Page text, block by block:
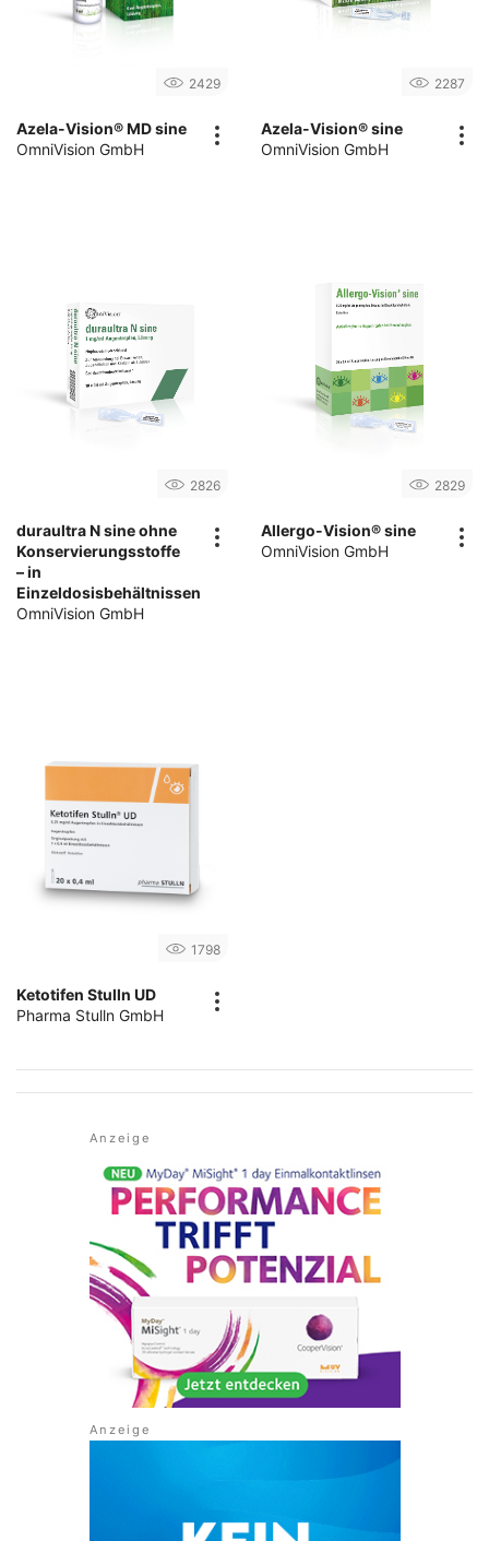
2429
Azela-Vision® MD sine
OmniVision GmbH
2287
Azela-Vision® sine
OmniVision GmbH
2826
duraultra N sine ohne
Konservierungsstoffe
– in
Einzeldosisbehältnissen
OmniVision GmbH
2829
Allergo-Vision® sine
OmniVision GmbH
1798
Ketotifen Stulln UD
Pharma Stulln GmbH